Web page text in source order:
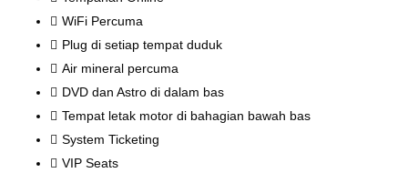
WiFi Percuma
Plug di setiap tempat duduk
Air mineral percuma
DVD dan Astro di dalam bas
Tempat letak motor di bahagian bawah bas
System Ticketing
VIP Seats